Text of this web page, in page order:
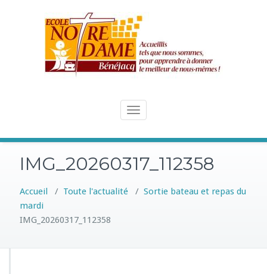
Toggle
IMG_20260317_112358
Accueil / Toute l'actualité / Sortie bateau et repas du
mardi
IMG_20260317_112358